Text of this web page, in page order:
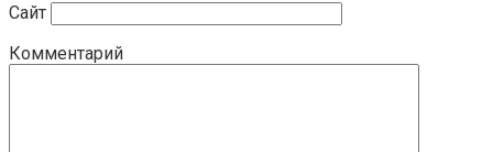
Сайт
Комментарий